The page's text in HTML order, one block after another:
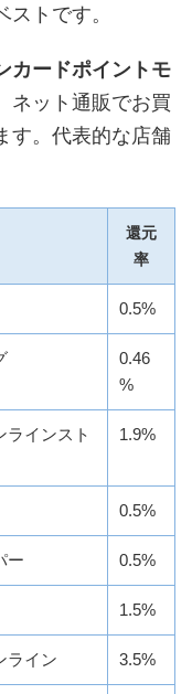
ストです。
カードポイントモ
ネット通販でお買
す。代表的な店舗
還元
率
0.5%
0.46
%
ラインスト
1.9%
0.5%
ー 0.5%
1.5%
ライン 3.5%